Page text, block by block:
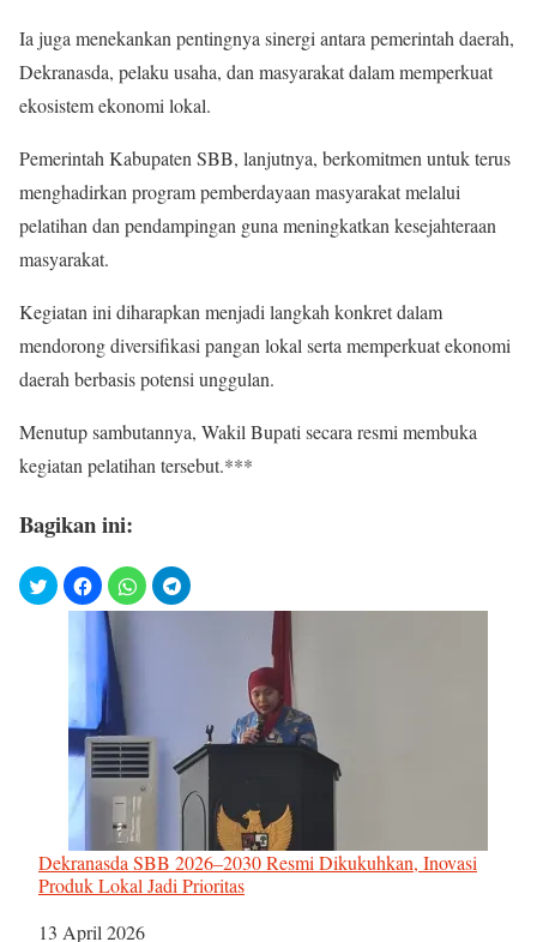
Ia juga menekankan pentingnya sinergi antara pemerintah daerah,
Dekranasda, pelaku usaha, dan masyarakat dalam memperkuat
ekosistem ekonomi lokal.
Pemerintah Kabupaten SBB, lanjutnya, berkomitmen untuk terus
menghadirkan program pemberdayaan masyarakat melalui
pelatihan dan pendampingan guna meningkatkan kesejahteraan
masyarakat.
Kegiatan ini diharapkan menjadi langkah konkret dalam
mendorong diversifikasi pangan lokal serta memperkuat ekonomi
daerah berbasis potensi unggulan.
Menutup sambutannya, Wakil Bupati secara resmi membuka
kegiatan pelatihan tersebut.***
Bagikan ini:
Dekranasda SBB 2026–2030 Resmi Dikukuhkan, Inovasi
Produk Lokal Jadi Prioritas
Tanggal
13 April 2026